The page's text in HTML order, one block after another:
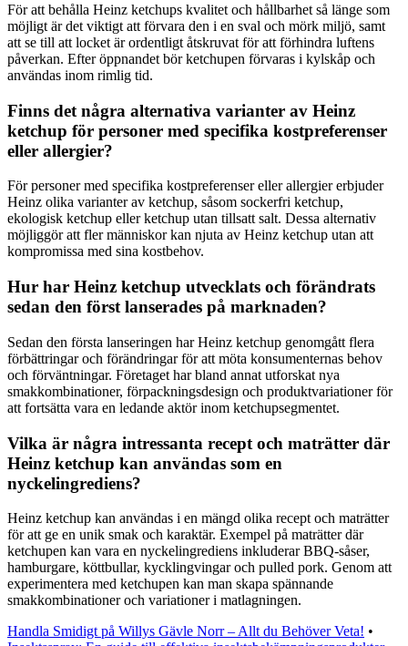
För att behålla Heinz ketchups kvalitet och hållbarhet så länge som
möjligt är det viktigt att förvara den i en sval och mörk miljö, samt
att se till att locket är ordentligt åtskruvat för att förhindra luftens
påverkan. Efter öppnandet bör ketchupen förvaras i kylskåp och
användas inom rimlig tid.
Finns det några alternativa varianter av Heinz
ketchup för personer med specifika kostpreferenser
eller allergier?
För personer med specifika kostpreferenser eller allergier erbjuder
Heinz olika varianter av ketchup, såsom sockerfri ketchup,
ekologisk ketchup eller ketchup utan tillsatt salt. Dessa alternativ
möjliggör att fler människor kan njuta av Heinz ketchup utan att
kompromissa med sina kostbehov.
Hur har Heinz ketchup utvecklats och förändrats
sedan den först lanserades på marknaden?
Sedan den första lanseringen har Heinz ketchup genomgått flera
förbättringar och förändringar för att möta konsumenternas behov
och förväntningar. Företaget har bland annat utforskat nya
smakkombinationer, förpackningsdesign och produktvariationer för
att fortsätta vara en ledande aktör inom ketchupsegmentet.
Vilka är några intressanta recept och maträtter där
Heinz ketchup kan användas som en
nyckelingrediens?
Heinz ketchup kan användas i en mängd olika recept och maträtter
för att ge en unik smak och karaktär. Exempel på maträtter där
ketchupen kan vara en nyckelingrediens inkluderar BBQ-såser,
hamburgare, köttbullar, kycklingvingar och pulled pork. Genom att
experimentera med ketchupen kan man skapa spännande
smakkombinationer och variationer i matlagningen.
Handla Smidigt på Willys Gävle Norr – Allt du Behöver Veta! •